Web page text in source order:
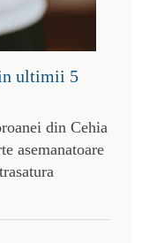
ultimii 5
din Cehia
asemanatoare